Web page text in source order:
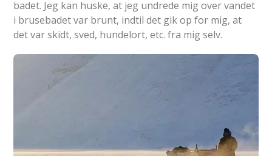
badet. Jeg kan huske, at jeg undrede mig over vandet
i brusebadet var brunt, indtil det gik op for mig, at
det var skidt, sved, hundelort, etc. fra mig selv.